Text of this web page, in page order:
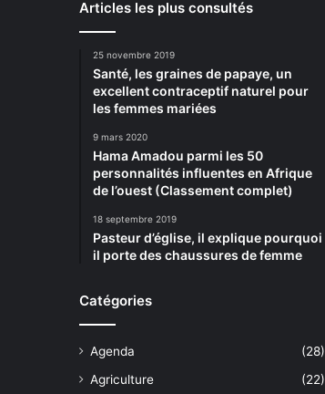
Articles les plus consultés
25 novembre 2019
Santé, les graines de papaye, un
excellent contraceptif naturel pour
les femmes mariées
9 mars 2020
Hama Amadou parmi les 50
personnalités influentes en Afrique
de l’ouest (Classement complet)
18 septembre 2019
Pasteur d’église, il explique pourquoi
il porte des chaussures de femme
Catégories
Agenda
(28)
Agriculture
(22)